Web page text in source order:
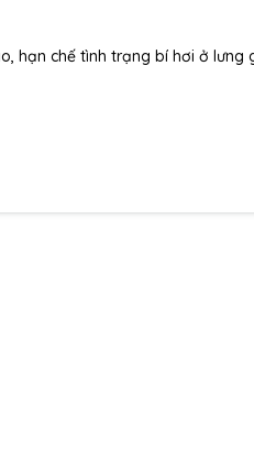
hạn chế tình trạng bí hơi ở lưng